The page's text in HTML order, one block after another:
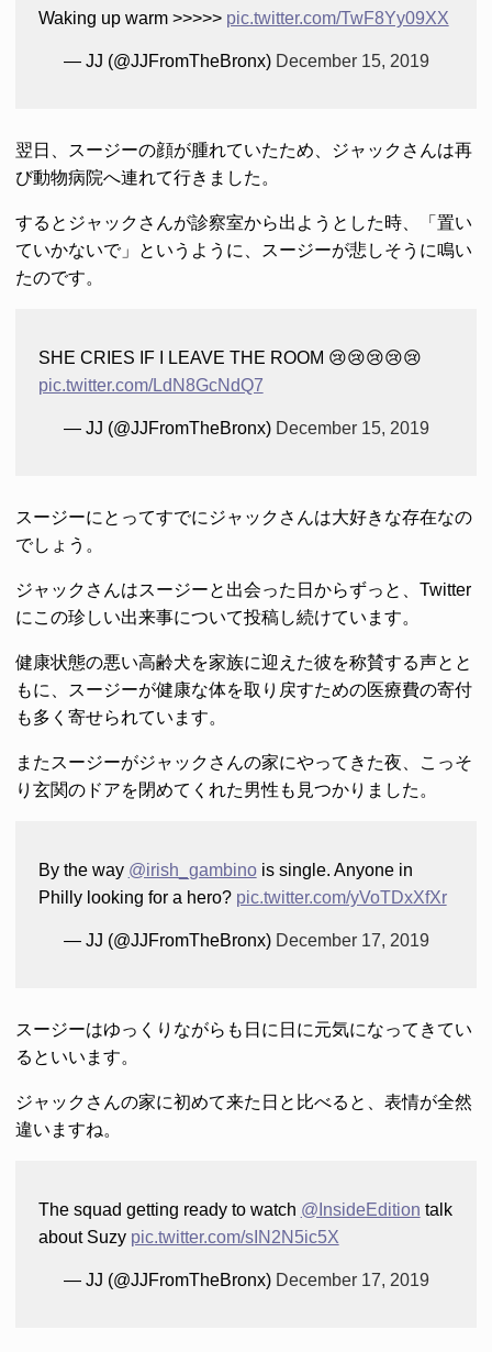
Waking up warm >>>>> pic.twitter.com/TwF8Yy09XX
— JJ (@JJFromTheBronx) December 15, 2019
翌日、スージーの顔が腫れていたため、ジャックさんは再
び動物病院へ連れて行きました。
するとジャックさんが診察室から出ようとした時、「置い
ていかないで」というように、スージーが悲しそうに鳴い
たのです。
SHE CRIES IF I LEAVE THE ROOM 😢😢😢😢😢
pic.twitter.com/LdN8GcNdQ7
— JJ (@JJFromTheBronx) December 15, 2019
スージーにとってすでにジャックさんは大好きな存在なの
でしょう。
ジャックさんはスージーと出会った日からずっと、Twitter
にこの珍しい出来事について投稿し続けています。
健康状態の悪い高齢犬を家族に迎えた彼を称賛する声とと
もに、スージーが健康な体を取り戻すための医療費の寄付
も多く寄せられています。
またスージーがジャックさんの家にやってきた夜、こっそ
り玄関のドアを閉めてくれた男性も見つかりました。
By the way @irish_gambinois single. Anyone in
Philly looking for a hero? pic.twitter.com/yVoTDxXfXr
— JJ (@JJFromTheBronx) December 17, 2019
スージーはゆっくりながらも日に日に元気になってきてい
るといいます。
ジャックさんの家に初めて来た日と比べると、表情が全然
違いますね。
The squad getting ready to watch @InsideEdition talk
about Suzy pic.twitter.com/sIN2N5ic5X
— JJ (@JJFromTheBronx) December 17, 2019